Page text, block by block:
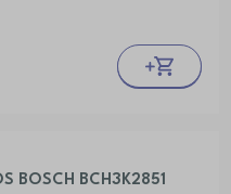
BOSCH BCH3K2851